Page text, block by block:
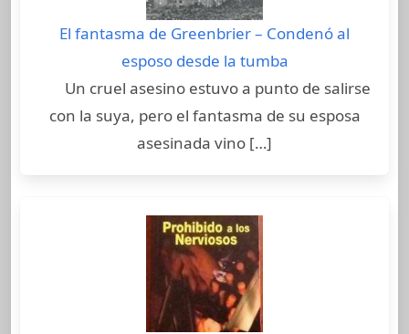
El fantasma de Greenbrier – Condenó al
esposo desde la tumba
Un cruel asesino estuvo a punto de salirse
con la suya, pero el fantasma de su esposa
asesinada vino […]